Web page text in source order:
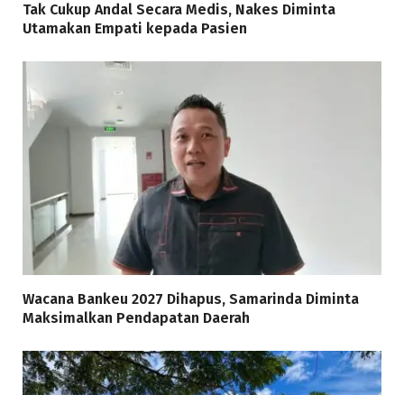
Tak Cukup Andal Secara Medis, Nakes Diminta
Utamakan Empati kepada Pasien
Wacana Bankeu 2027 Dihapus, Samarinda Diminta
Maksimalkan Pendapatan Daerah